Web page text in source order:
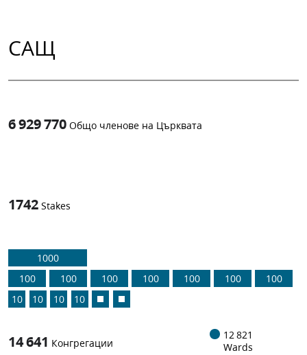
САЩ
6 929 770 Общо членове на Църквата
1742 Stakes
1000
100
100 100 100 100 100
100
10
10 10 10
14 641 Конгрегации
12 821
Wards